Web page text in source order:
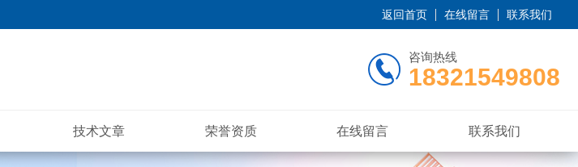
返回首页 在线留言 联系我们
咨询热线
18321549808
技术文章 荣誉资质 在线留言 联系我们